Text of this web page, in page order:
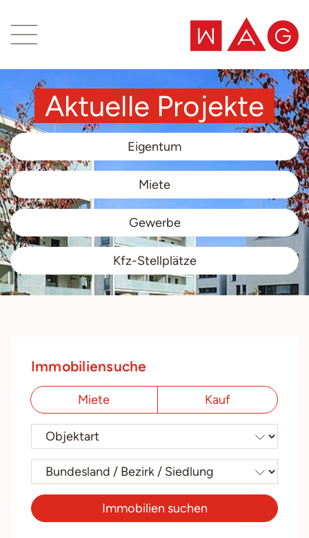
Aktuelle Projekte
Eigentum
Miete
Gewerbe
Kfz-Stellplätze
Immobiliensuche
Miete Kauf
Immobilien suchen